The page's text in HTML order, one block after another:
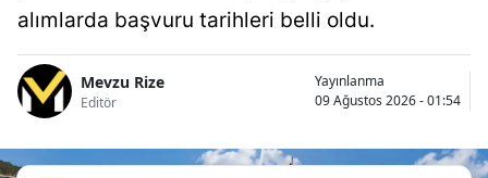
alımlarda başvuru tarihleri belli oldu.
Mevzu Rize
Editör
Yayınlanma
09 Ağustos 2026 - 01:54